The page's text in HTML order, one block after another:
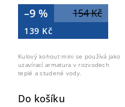
154 Kč
–9 %
139 Kč
Do košíku
Kulový kohout mini se používá jako
uzavírací armatura v rozvodech
teplé a studené vody.